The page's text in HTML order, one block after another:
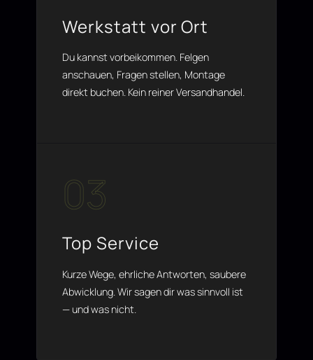
Werkstatt vor Ort
Du kannst vorbeikommen. Felgen
anschauen, Fragen stellen, Montage
direkt buchen. Kein reiner Versandhandel.
03
Top Service
Kurze Wege, ehrliche Antworten, saubere
Abwicklung. Wir sagen dir was sinnvoll ist
— und was nicht.